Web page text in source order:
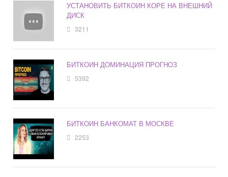
УСТАНОВИТЬ БИТКОИН КОРЕ НА ВНЕШНИЙ
ДИСК
3211
БИТКОИН ДОМИНАЦИЯ ПРОГНОЗ
5392
БИТКОИН БАНКОМАТ В МОСКВЕ
2253